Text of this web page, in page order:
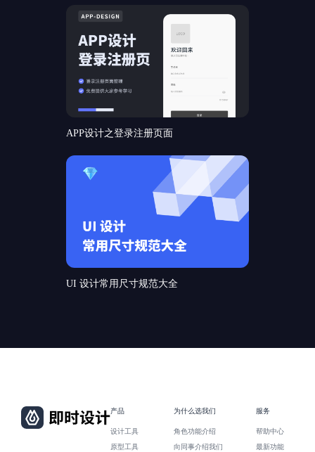
APP设计之登录注册页面
UI 设计常用尺寸规范大全
产品
设计工具
原型工具
为什么选我们
角色功能介绍
向同事介绍我们
服务
帮助中心
最新功能